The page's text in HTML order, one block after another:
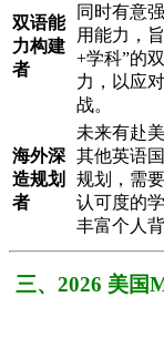
双语能
力构建
者
同时有意
用能力，
+学科”的
力，以应
战。
海外深
造规划
者
未来有赴
其他英语
规划，需
认可度的
丰富个人背
三、2026 美国